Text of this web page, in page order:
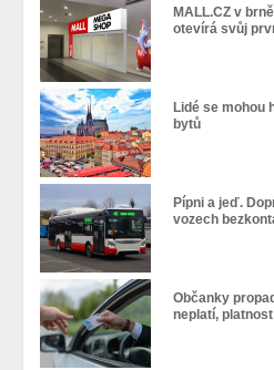
MALL.CZ v
otevírá svůj
Lidé se mohou
bytů
Pípni a jeď.
vozech
Občanky
neplatí,